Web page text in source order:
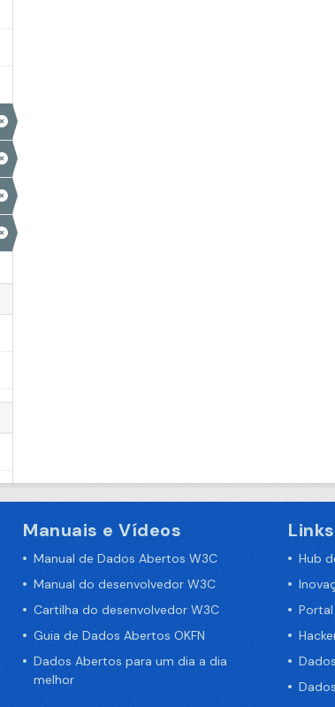
Manuais e Vídeos
Manual de Dados Abertos W3C
Manual do desenvolvedor W3C
Cartilha do desenvolvedor W3C
Guia de Dados Abertos OKFN
Dados Abertos para um dia a dia
melhor
Hub